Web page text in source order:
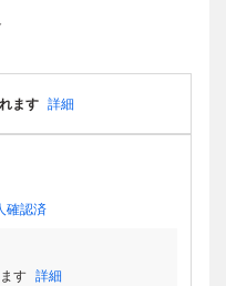
ます 詳細
確認済
す 詳細